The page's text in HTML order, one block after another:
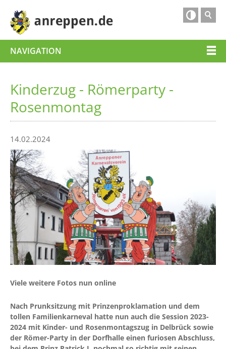

NAVIGATION
Kinderzug - Römerparty -
Rosenmontag
14.02.2024
Viele weitere Fotos nun online
Nach Prunksitzung mit Prinzenproklamation und dem
tollen Familienkarneval hatte nun auch die Session 2023-
2024 mit Kinder- und Rosenmontagszug in Delbrück sowie
der Römer-Party in der Dorfhalle einen furiosen Abschluss,